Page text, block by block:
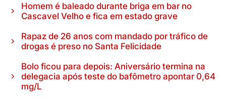
Homem é baleado durante briga em bar no
Cascavel Velho e fica em estado grave
Rapaz de 26 anos com mandado por tráfico de
drogas é preso no Santa Felicidade
Bolo ficou para depois: Aniversário termina na
delegacia após teste do bafômetro apontar 0,64
mg/L